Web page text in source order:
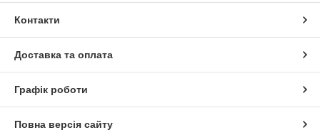
Контакти
Доставка та оплата
Графік роботи
Повна версія сайту